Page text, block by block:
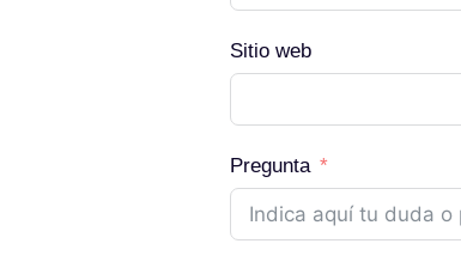
Sitio web
Pregunta